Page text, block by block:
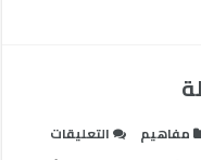
مفاهيم التعليقات